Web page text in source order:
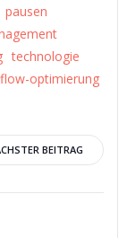
pausen
technologie
optimierung
BEITRAG